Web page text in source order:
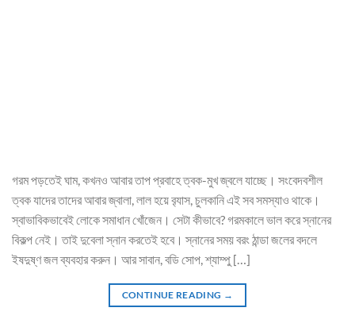
গরম পড়তেই ঘাম, কখনও আবার তাপ প্রবাহে ত্বক-মুখ জ্বলে যাচ্ছে। সংবেদবশীল
ত্বক যাদের তাদের আবার জ্বালা, লাল হয়ে ব়্যাস, চুলকানি এই সব সমস্যাও থাকে।
স্বাভাবিকভাবেই লোকে সমাধান খোঁজেন। সেটা কীভাবে? গরমকালে ভাল করে স্নানের
বিকল্প নেই। তাই দুবেলা স্নান করতেই হবে। স্নানের সময় বরং ঠান্ডা জলের বদলে
ইষদুষ্ণ জল ব্যবহার করুন। আর সাবান, বডি সোপ, শ্যাম্পু […]
CONTINUE READING →